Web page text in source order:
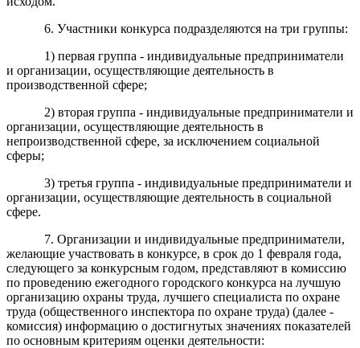
6. Участники конкурса подразделяются на три группы:
1) первая группа - индивидуальные предприниматели
и организации, осуществляющие деятельность в
производственной сфере;
2) вторая группа - индивидуальные предприниматели и
организации, осуществляющие деятельность в
непроизводственной сфере, за исключением социальной
сферы;
3) третья группа - индивидуальные предприниматели и
организации, осуществляющие деятельность в социальной
сфере.
7. Организации и индивидуальные предприниматели,
желающие участвовать в конкурсе, в срок до 1 февраля года,
следующего за конкурсным годом, представляют в комиссию
по проведению ежегодного городского конкурса на лучшую
организацию охраны труда, лучшего специалиста по охране
труда (общественного инспектора по охране труда) (далее -
комиссия) информацию о достигнутых значениях показателей
по основным критериям оценки деятельности: